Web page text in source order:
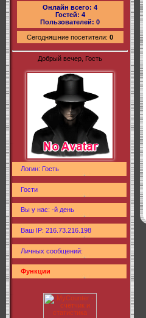
Онлайн всего: 4
Гостей: 4
Пользователей: 0
Сегодняшние посетители: 0
Добрый вечер, Гость
Логин: Гость
Гости
Вы у нас: -й день
Ваш IP: 216.73.216.198
Личных сообщений:
Функции